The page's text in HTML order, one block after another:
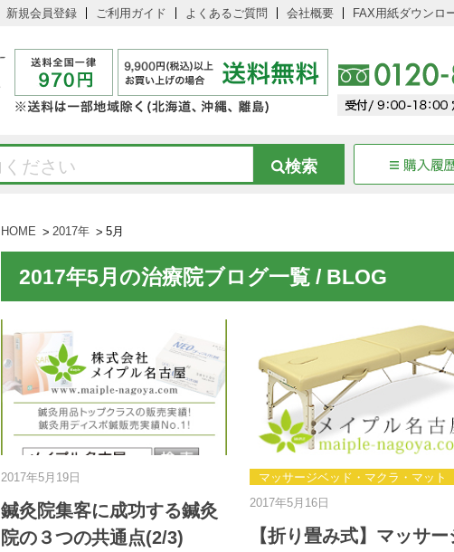
新規会員登録 ご利用ガイド よくあるご質問 会社概要 FAX用紙ダウンロ
HOME 2017年 5月
2017年5月の治療院ブログ一覧 / BLOG
2017年5月19日
鍼灸院集客に成功する鍼灸
院の３つの共通点(2/3)
マッサージベッド・マクラ・マット
2017年5月16日
【折り畳み式】マッサー